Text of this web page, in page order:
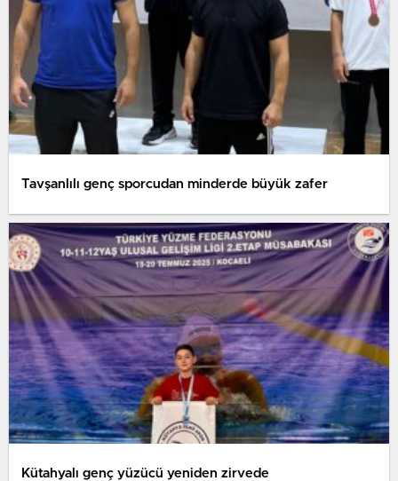
Tavşanlılı genç sporcudan minderde büyük zafer
Kütahyalı genç yüzücü yeniden zirvede